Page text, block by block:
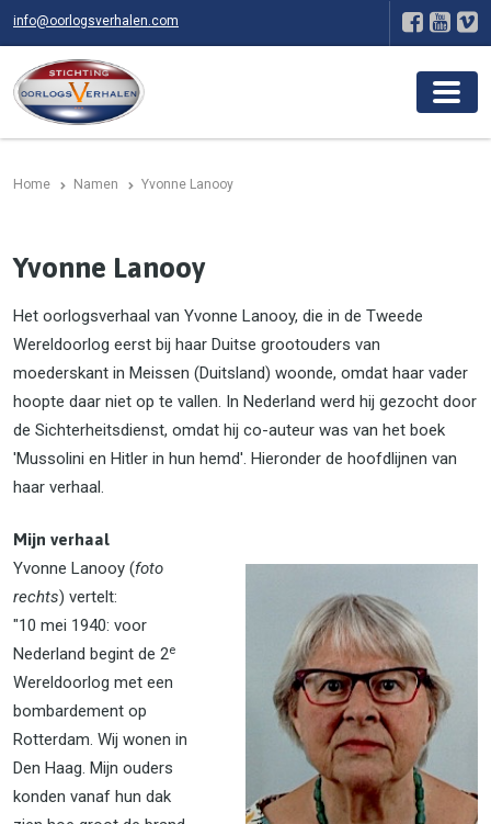
info@oorlogsverhalen.com
Home Namen Yvonne Lanooy
Yvonne Lanooy
Het oorlogsverhaal van Yvonne Lanooy, die in de Tweede
Wereldoorlog eerst bij haar Duitse grootouders van
moederskant in Meissen (Duitsland) woonde, omdat haar vader
hoopte daar niet op te vallen. In Nederland werd hij gezocht door
de Sichterheitsdienst, omdat hij co-auteur was van het boek
'Mussolini en Hitler in hun hemd'. Hieronder de hoofdlijnen van
haar verhaal.
Mijn verhaal
Yvonne Lanooy (foto
rechts) vertelt:
"10 mei 1940: voor
Nederland begint de 2e
Wereldoorlog met een
bombardement op
Rotterdam. Wij wonen in
Den Haag. Mijn ouders
konden vanaf hun dak